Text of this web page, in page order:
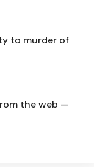
to murder of
the web —